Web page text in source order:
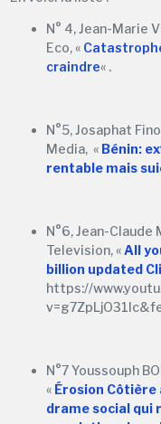
N° 4, Jean-Marie
Eco, «
craindre« .
N°5, Josaphat
Media, « Bénin:
rentable mais
N°6, Jean-Claude
Television, «All
billion updated
https://
N°7 Youssouph
« Érosion Côtière
drame social qui